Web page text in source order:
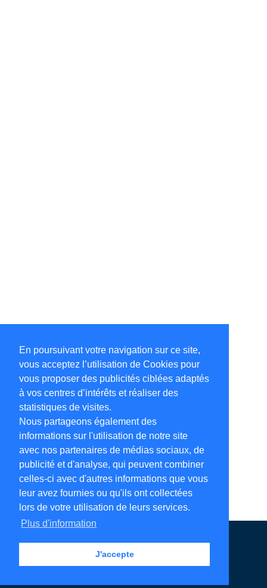
En poursuivant votre navigation sur ce site,
vous acceptez l’utilisation de Cookies pour
vous proposer des publicités ciblées adaptés
à vos centres d’intérêts et réaliser des
statistiques de visites.
Nous partageons également des
informations sur l'utilisation de notre site
avec nos partenaires de médias sociaux, de
publicité et d'analyse, qui peuvent combiner
celles-ci avec d'autres informations que vous
leur avez fournies ou qu'ils ont collectées
lors de votre utilisation de leurs services.
Plus d'information
J'accepte
Annuaire en ligne Légales Contact
Ajouter votre adresse